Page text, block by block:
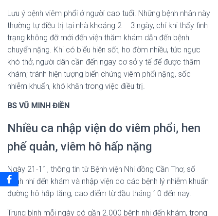
Lưu ý bệnh viêm phổi ở người cao tuổi. Những bệnh nhân này
thường tự điều trị tại nhà khoảng 2 – 3 ngày, chỉ khi thấy tình
trạng không đỡ mới đến viện thăm khám dẫn đến bệnh
chuyển nặng. Khi có biểu hiện sốt, ho đờm nhiều, tức ngực
khó thở, người dân cần đến ngay cơ sở y tế để được thăm
khám; tránh hiện tượng biến chứng viêm phổi nặng, sốc
nhiễm khuẩn, khó khăn trong việc điều trị.
BS VŨ MINH ĐIỀN
Nhiều ca nhập viện do viêm phổi, hen
phế quản, viêm hô hấp nặng
Ngày 21-11, thông tin từ Bệnh viện Nhi đồng Cần Thơ, số
bệnh nhi đến khám và nhập viện do các bệnh lý nhiễm khuẩn
đường hô hấp tăng, cao điểm từ đầu tháng 10 đến nay.
Trung bình mỗi ngày có gần 2.000 bệnh nhi đến khám, trong